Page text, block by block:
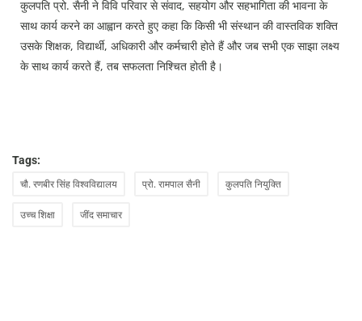
कुलपति प्रो. सैनी ने विवि परिवार से संवाद, सहयोग और सहभागिता की भावना के
साथ कार्य करने का आह्वान करते हुए कहा कि किसी भी संस्थान की वास्तविक शक्ति
उसके शिक्षक, विद्यार्थी, अधिकारी और कर्मचारी होते हैं और जब सभी एक साझा लक्ष्य
के साथ कार्य करते हैं, तब सफलता निश्चित होती है।
Tags:
चौ. रणबीर सिंह विश्वविद्यालय प्रो. रामपाल सैनी कुलपति नियुक्ति
उच्च शिक्षा जींद समाचार